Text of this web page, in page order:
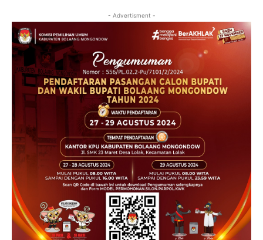
- Advertisment -